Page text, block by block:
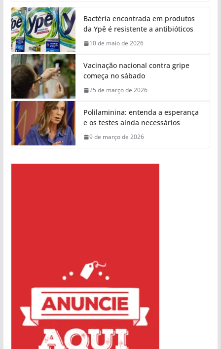
Bactéria encontrada em produtos
da Ypê é resistente a antibióticos
10 de maio de 2026
Vacinação nacional contra gripe
começa no sábado
25 de março de 2026
Polilaminina: entenda a esperança
e os testes ainda necessários
9 de março de 2026